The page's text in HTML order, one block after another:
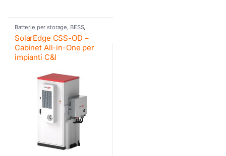
Batterie per storage, BESS,
SolarEdge
SolarEdge CSS-OD –
Cabinet All-in-One per
impianti C&I